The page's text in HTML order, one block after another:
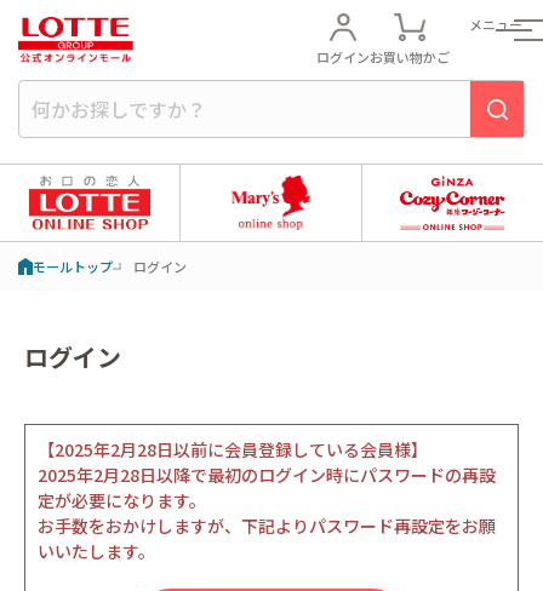
ログインお買い物かご
メニュー
モールトップ ログイン
ログイン
【2025年2月28日以前に会員登録している会員様】
2025年2月28日以降で最初のログイン時にパスワードの再設
定が必要になります。
お手数をおかけしますが、下記よりパスワード再設定をお願
いいたします。